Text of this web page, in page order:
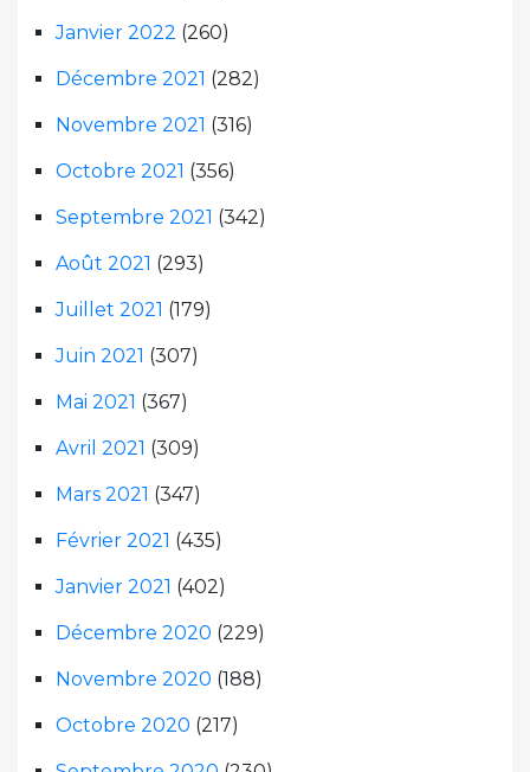
Janvier 2022 (260)
Décembre 2021 (282)
Novembre 2021 (316)
Octobre 2021 (356)
Septembre 2021 (342)
Août 2021 (293)
Juillet 2021 (179)
Juin 2021 (307)
Mai 2021 (367)
Avril 2021 (309)
Mars 2021 (347)
Février 2021 (435)
Janvier 2021 (402)
Décembre 2020 (229)
Novembre 2020 (188)
Octobre 2020 (217)